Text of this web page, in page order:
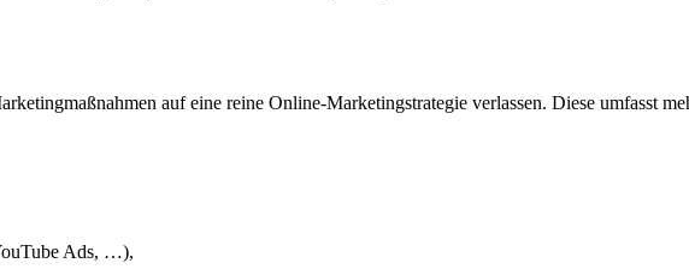
auf eine reine Online-Marketingstrategie verlassen. Diese umfasst
Ads, …),